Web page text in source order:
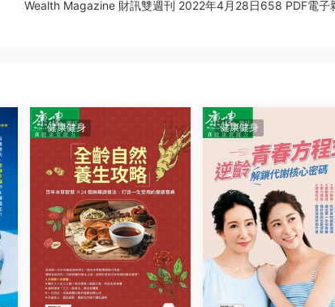
Wealth Magazine 財訊雙週刊 2022年4月28日658 PDF電子
健康健身 健康健身